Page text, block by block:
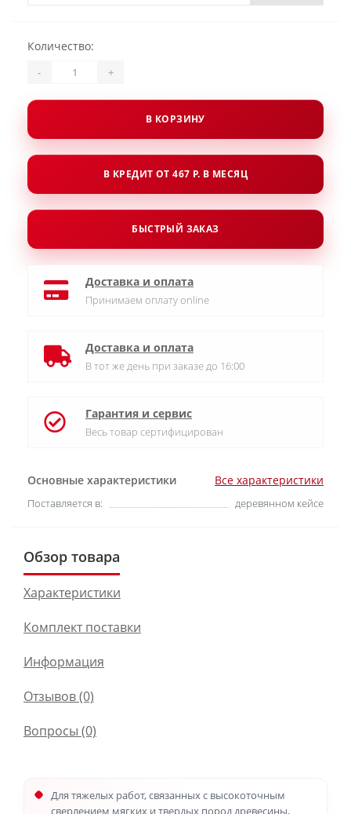
Основные характеристики Все характеристики
Поставляется в: деревянном кейсе
Количество:
- +
В КОРЗИНУ
В КРЕДИТ ОТ 467 Р. В МЕСЯЦ
БЫСТРЫЙ ЗАКАЗ
Доставка и оплата
Принимаем оплату online
Доставка и оплата
В тот же день при заказе до 16:00
Гарантия и сервис
Весь товар сертифицирован
Обзор товара
Характеристики
Комплект поставки
Информация
Отзывов (0)
Вопросы (0)
Для тяжелых работ, связанных с высокоточным
сверлением мягких и твердых пород древесины,